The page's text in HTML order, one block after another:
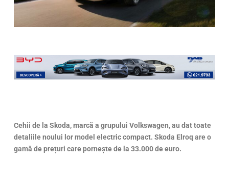
Cehii de la Skoda, marcă a grupului Volkswagen, au dat toate
detaliile noului lor model electric compact. Skoda Elroq are o
gamă de prețuri care pornește de la 33.000 de euro.